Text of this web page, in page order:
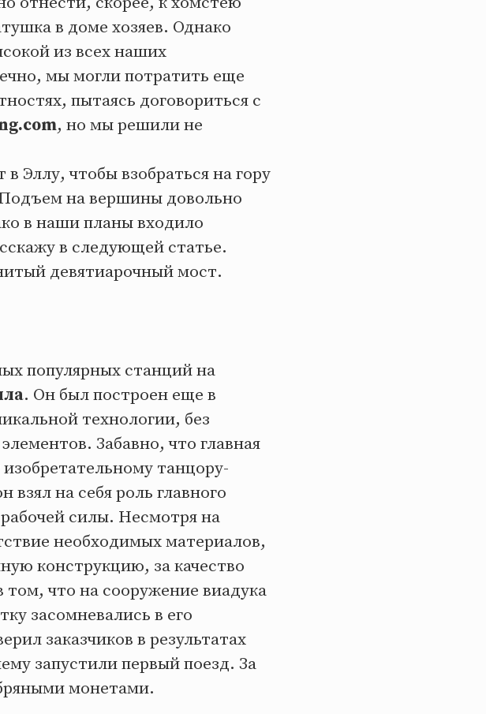
в доме хозяев. Однако
из всех наших
мы могли потратить еще
пытаясь договориться с
, но мы решили не
Эллу, чтобы взобраться на гору
на вершины довольно
в наши планы входило
в следующей статье.
девятиарочный мост.
популярных станций на
. Он был построен еще в
технологии, без
Забавно, что главная
танцору-
взял на себя роль главного
силы. Несмотря на
необходимых материалов,
конструкцию, за качество
что на сооружение виадука
засомневались в его
заказчиков в результатах
запустили первый поезд. За
монетами.